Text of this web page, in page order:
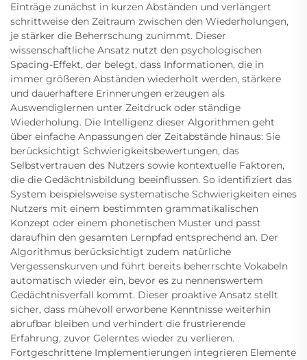
Einträge zunächst in kurzen Abständen und verlängert
schrittweise den Zeitraum zwischen den Wiederholungen,
je stärker die Beherrschung zunimmt. Dieser
wissenschaftliche Ansatz nutzt den psychologischen
Spacing-Effekt, der belegt, dass Informationen, die in
immer größeren Abständen wiederholt werden, stärkere
und dauerhaftere Erinnerungen erzeugen als
Auswendiglernen unter Zeitdruck oder ständige
Wiederholung. Die Intelligenz dieser Algorithmen geht
über einfache Anpassungen der Zeitabstände hinaus: Sie
berücksichtigt Schwierigkeitsbewertungen, das
Selbstvertrauen des Nutzers sowie kontextuelle Faktoren,
die die Gedächtnisbildung beeinflussen. So identifiziert das
System beispielsweise systematische Schwierigkeiten eines
Nutzers mit einem bestimmten grammatikalischen
Konzept oder einem phonetischen Muster und passt
daraufhin den gesamten Lernpfad entsprechend an. Der
Algorithmus berücksichtigt zudem natürliche
Vergessenskurven und führt bereits beherrschte Vokabeln
automatisch wieder ein, bevor es zu nennenswertem
Gedächtnisverfall kommt. Dieser proaktive Ansatz stellt
sicher, dass mühevoll erworbene Kenntnisse weiterhin
abrufbar bleiben und verhindert die frustrierende
Erfahrung, zuvor Gelerntes wieder zu verlieren.
Fortgeschrittene Implementierungen integrieren Elemente